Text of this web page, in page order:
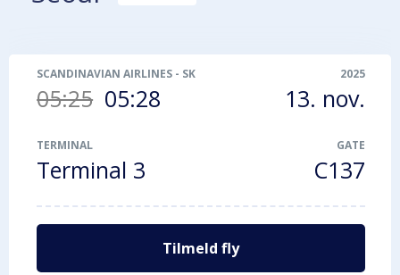
SCANDINAVIAN AIRLINES - SK988
05:25 05:28
2025
13. nov.
TERMINAL
Terminal 3
GATE
C137
Tilmeld fly